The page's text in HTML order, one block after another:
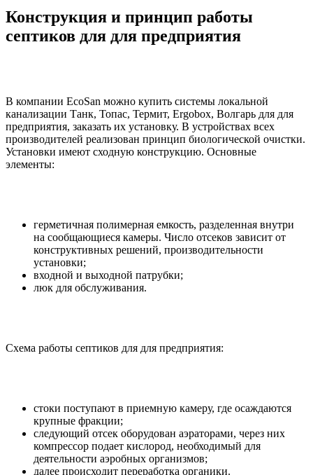
Конструкция и принцип работы
септиков для для предприятия
В компании EcoSan можно купить системы локальной
канализации Танк, Топас, Термит, Ergobox, Волгарь для для
предприятия, заказать их установку. В устройствах всех
производителей реализован принцип биологической очистки.
Установки имеют сходную конструкцию. Основные
элементы:
герметичная полимерная емкость, разделенная внутри
на сообщающиеся камеры. Число отсеков зависит от
конструктивных решений, производительности
установки;
входной и выходной патрубки;
люк для обслуживания.
Схема работы септиков для для предприятия:
стоки поступают в приемную камеру, где осаждаются
крупные фракции;
следующий отсек оборудован аэраторами, через них
компрессор подает кислород, необходимый для
деятельности аэробных организмов;
далее происходит переработка органики.